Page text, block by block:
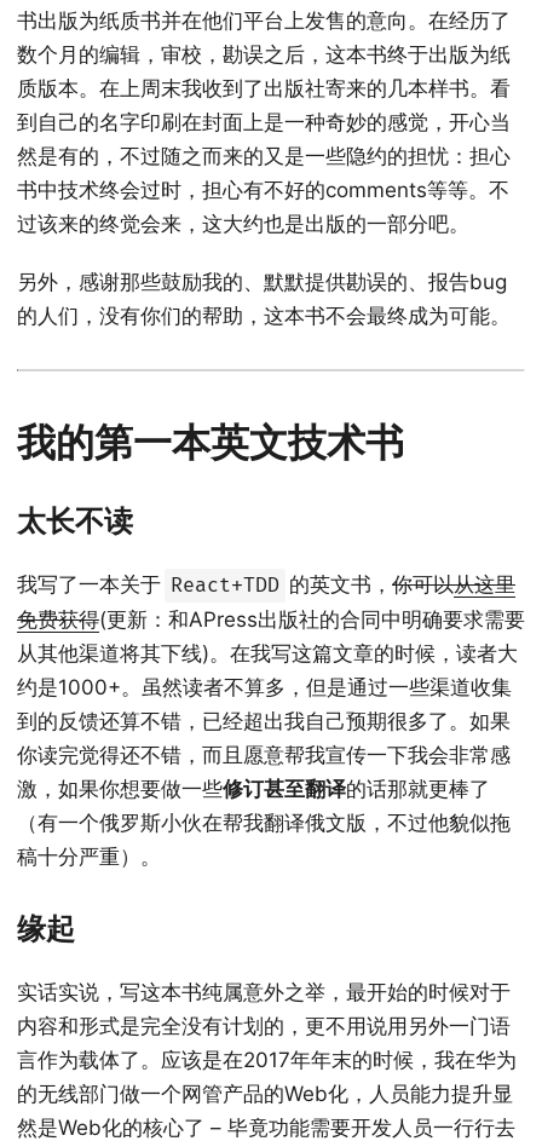
书出版为纸质书并在他们平台上发售的意向。在经历了
数个月的编辑，审校，勘误之后，这本书终于出版为纸
质版本。在上周末我收到了出版社寄来的几本样书。看
到自己的名字印刷在封面上是一种奇妙的感觉，开心当
然是有的，不过随之而来的又是一些隐约的担忧：担心
书中技术终会过时，担心有不好的comments等等。不
过该来的终觉会来，这大约也是出版的一部分吧。
另外，感谢那些鼓励我的、默默提供勘误的、报告bug
的人们，没有你们的帮助，这本书不会最终成为可能。
我的第一本英文技术书
太长不读
我写了一本关于 React+TDD 的英文书， 你可以从这里
免费获得(更新：和APress出版社的合同中明确要求需要
从其他渠道将其下线)。在我写这篇文章的时候，读者大
约是1000+。虽然读者不算多，但是通过一些渠道收集
到的反馈还算不错，已经超出我自己预期很多了。如果
你读完觉得还不错，而且愿意帮我宣传一下我会非常感
激，如果你想要做一些修订甚至翻译的话那就更棒了
（有一个俄罗斯小伙在帮我翻译俄文版，不过他貌似拖
稿十分严重）。
缘起
实话实说，写这本书纯属意外之举，最开始的时候对于
内容和形式是完全没有计划的，更不用说用另外一门语
言作为载体了。应该是在2017年年末的时候，我在华为
的无线部门做一个网管产品的Web化，人员能力提升显
然是Web化的核心了 – 毕竟功能需要开发人员一行行去